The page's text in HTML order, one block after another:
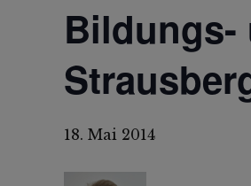
Bildungs-
18. Mai 2014